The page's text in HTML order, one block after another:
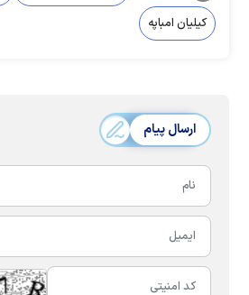
کیلیان امباپه
ارسال پیام